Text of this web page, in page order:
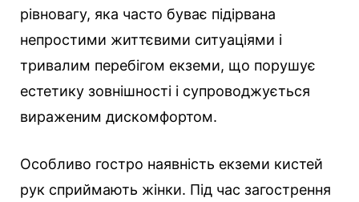
рівновагу, яка часто буває підірвана
непростими життєвими ситуаціями і
тривалим перебігом екземи, що порушує
естетику зовнішності і супроводжується
вираженим дискомфортом.
Особливо гостро наявність екземи кистей
рук сприймають жінки. Під час загострення